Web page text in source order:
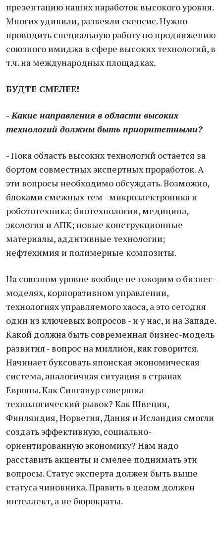
презентацию наших наработок высокого уровня.
Многих удивили, развеяли скепсис. Нужно
проводить специальную работу по продвижению
союзного имиджа в сфере высоких технологий, в
т.ч. на международных площадках.
БУДТЕ СМЕЛЕЕ!
- Какие направления в области высоких
технологий должны быть приоритетными?
- Пока область высоких технологий остается за
бортом совместных экспертных проработок. А
эти вопросы необходимо обсуждать. Возможно,
блоками смежных тем - микроэлектроника и
робототехника; биотехнологии, медицина,
экология и АПК; новые конструкционные
материалы, аддитивные технологии;
нефтехимия и полимерные композиты.
На союзном уровне вообще не говорим о бизнес-
моделях, корпоративном управлении,
технологиях управляемого хаоса, а это сегодня
один из ключевых вопросов - и у нас, и на Западе.
Какой должна быть современная бизнес-модель
развития - вопрос на миллион, как говорится.
Начинает буксовать японская экономическая
система, аналогичная ситуация в странах
Европы. Как Сингапур совершил
технологический рывок? Как Швеция,
Финляндия, Норвегия, Дания и Исландия смогли
создать эффективную, социально-
ориентированную экономику? Нам надо
расставить акценты и смелее поднимать эти
вопросы. Статус эксперта должен быть выше
статуса чиновника. Править в целом должен
интеллект, а не бюрократы.